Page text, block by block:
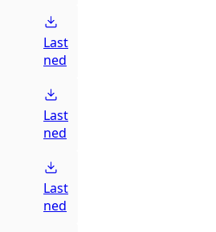
Last
ned
Last
ned
Last
ned